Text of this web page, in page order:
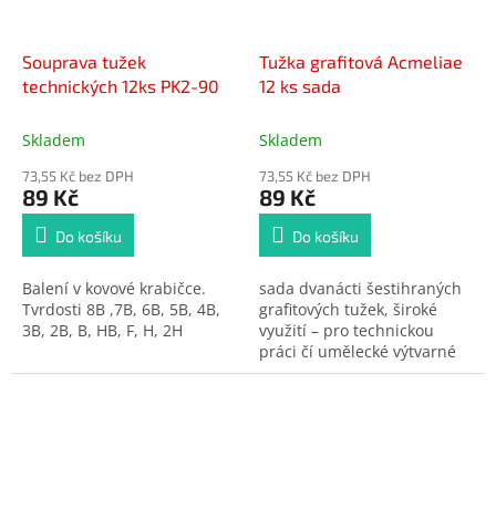
Souprava tužek
technických 12ks PK2-90
Skladem
73,55 Kč bez DPH
89 Kč
Do košíku
Balení v kovové krabičce.
Tvrdosti 8B ,7B, 6B, 5B, 4B,
3B, 2B, B, HB, F, H, 2H
Tužka grafitová Acmeliae
12 ks sada
Skladem
73,55 Kč bez DPH
89 Kč
Do košíku
sada dvanácti šestihraných
grafitových tužek, široké
využití – pro technickou
práci čí umělecké výtvarné
činnosti, grafitové tuhy ve 12